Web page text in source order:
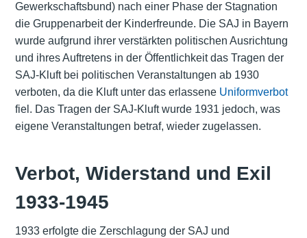
Gewerkschaftsbund) nach einer Phase der Stagnation
die Gruppenarbeit der Kinderfreunde. Die SAJ in Bayern
wurde aufgrund ihrer verstärkten politischen Ausrichtung
und ihres Auftretens in der Öffentlichkeit das Tragen der
SAJ-Kluft bei politischen Veranstaltungen ab 1930
verboten, da die Kluft unter das erlassene Uniformverbot
fiel. Das Tragen der SAJ-Kluft wurde 1931 jedoch, was
eigene Veranstaltungen betraf, wieder zugelassen.
Verbot, Widerstand und Exil
1933-1945
1933 erfolgte die Zerschlagung der SAJ und